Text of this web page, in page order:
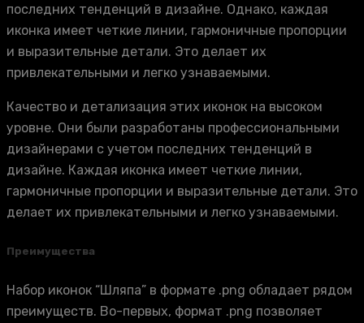
последних тенденций в дизайне. Однако, каждая
иконка имеет четкие линии, гармоничные пропорции
и выразительные детали. Это делает их
привлекательными и легко узнаваемыми.
Качество и детализация этих иконок на высоком
уровне. Они были разработаны профессиональными
дизайнерами с учетом последних тенденций в
дизайне. Каждая иконка имеет четкие линии,
гармоничные пропорции и выразительные детали. Это
делает их привлекательными и легко узнаваемыми.
Преимущества
Набор иконок “Шляпа” в формате .png обладает рядом
преимуществ. Во-первых, формат .png позволяет